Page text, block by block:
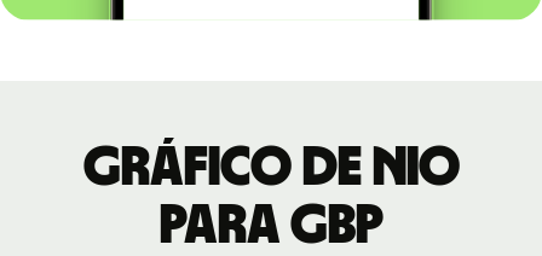
Gráfico de NIO
para GBP